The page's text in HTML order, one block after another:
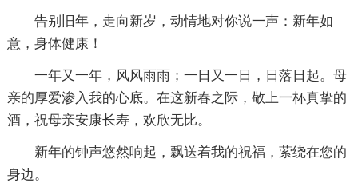
告别旧年，走向新岁，动情地对你说一声：新年如
意，身体健康！
一年又一年，风风雨雨；一日又一日，日落日起。母
亲的厚爱渗入我的心底。在这新春之际，敬上一杯真挚的
酒，祝母亲安康长寿，欢欣无比。
新年的钟声悠然响起，飘送着我的祝福，萦绕在您的
身边。